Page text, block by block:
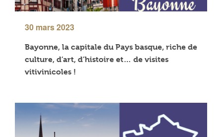
30 mars 2023
Bayonne, la capitale du Pays basque, riche de
culture, d’art, d’histoire et… de visites
vitivinicoles !